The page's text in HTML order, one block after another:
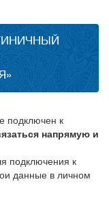
подключен к
напрямую и
подключения к
данные в личном